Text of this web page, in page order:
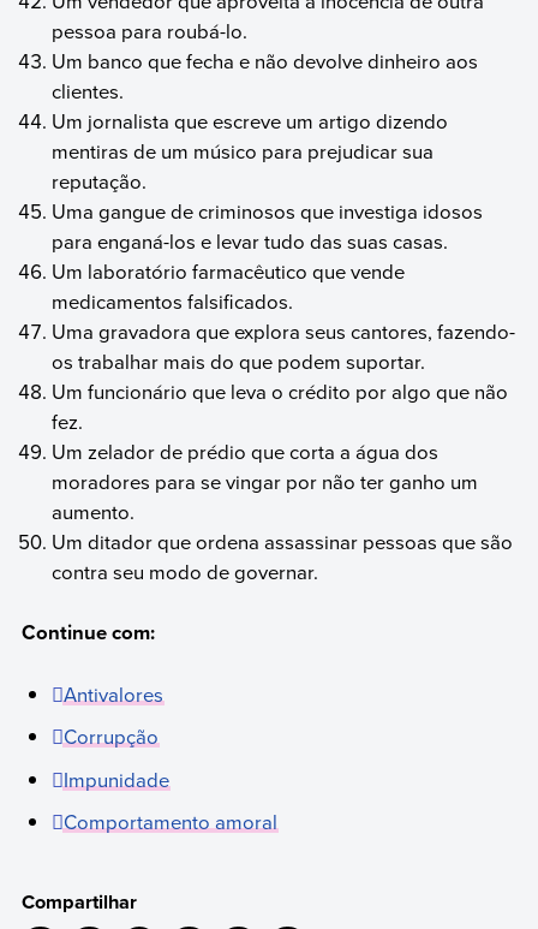
pessoa para roubá-lo.
Um banco que fecha e não devolve dinheiro aos
clientes.
Um jornalista que escreve um artigo dizendo
mentiras de um músico para prejudicar sua
reputação.
Uma gangue de criminosos que investiga idosos
para enganá-los e levar tudo das suas casas.
Um laboratório farmacêutico que vende
medicamentos falsificados.
Uma gravadora que explora seus cantores, fazendo-
os trabalhar mais do que podem suportar.
Um funcionário que leva o crédito por algo que não
fez.
Um zelador de prédio que corta a água dos
moradores para se vingar por não ter ganho um
aumento.
Um ditador que ordena assassinar pessoas que são
contra seu modo de governar.
Continue com:
Antivalores
Corrupção
Impunidade
Comportamento amoral
Compartilhar